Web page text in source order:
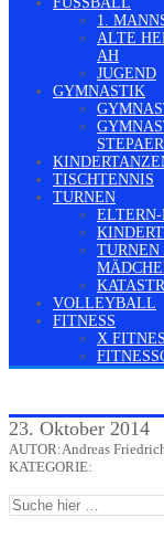
1.
ALTE
AH
JUGEND
GYMNASTIK
TISCHTENNIS
TURNEN
TURNEN
VOLLEYBALL
FITNESS
X
23. Oktober 2014
AUTOR:Andreas
KATEGORIE: